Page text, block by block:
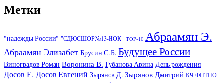
Метки
"надежды России" "СДЮСШОР№13-НОК" TOP-10 Абраамян Э.
Абраамян Элизабет Брусин С. Б. Будущее России
Виноградов Роман Воронина В. Губанова Арина День рождения
Досов Е. Досов Евгений Зырянов Д. Зырянов Дмитрий КЧ ФНТНО